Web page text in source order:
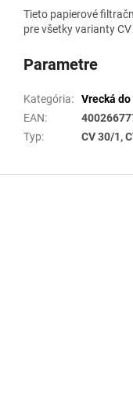
Tieto papierové
pre všetky varianty
Parametre
Kategória:
Vrecká
EAN:
Typ: CV 30/1,